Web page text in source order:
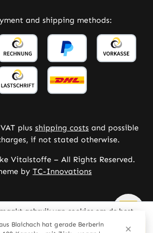
and shipping methods:
plus shipping costs and possible
if not stated otherwise.
Vitalstoffe – All Rights Reserved.
by TC-Innovations
gebruik van cookies om de best
te biedenMeer informatie ...